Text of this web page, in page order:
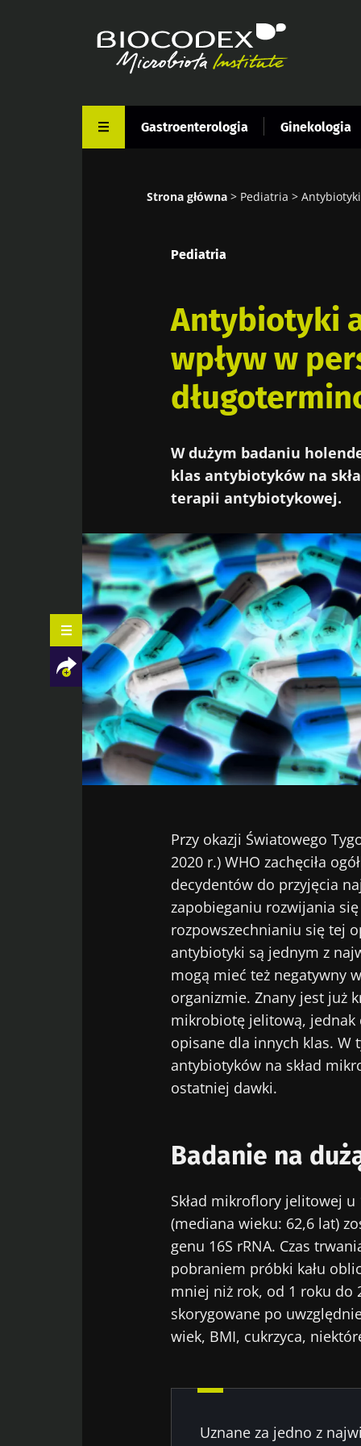
Gastroenterologia Ginekologia
Strona główna Pediatria
Pediatria
Antybiotyki
wpływ w
W dużym badaniu
klas antybiotyków na
terapii antybiotykowej.
Facebook
TwitterLinkedIn
Mail
Przy okazji Światowego
2020 r.) WHO zachęciła
decydentów do przyjęcia
zapobieganiu rozwijania
rozpowszechnianiu się tej
antybiotyki są jednym z
mogą mieć też negatywny
organizmie. Znany jest już
mikrobiotę jelitową, jednak
opisane dla innych klas. W
antybiotyków na skład
ostatniej dawki.
Badanie na
Skład mikroflory jelitowej
(mediana wieku: 62,6 lat)
genu 16S rRNA. Czas
pobraniem próbki kału
mniej niż rok, od 1 roku do
skorygowane po
wiek, BMI, cukrzyca,
Uznane za jedno z